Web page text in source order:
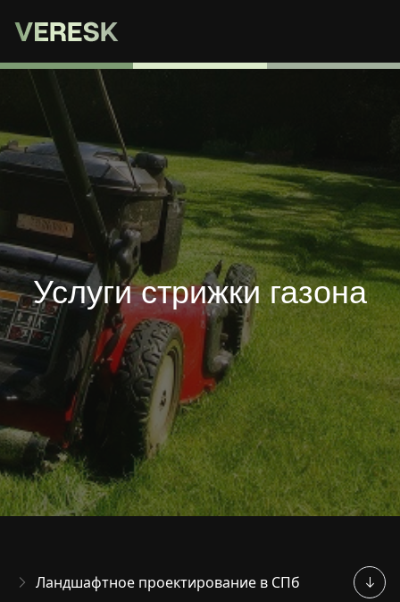
Услуги стрижки газона
Ландшафтное проектирование в СПб